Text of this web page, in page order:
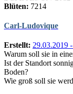
Blüten: 7214
Carl-Ludovique
Erstellt: 29.03.2019
Warum soll sie in
Ist der Standort
Boden?
Wie groß soll sie